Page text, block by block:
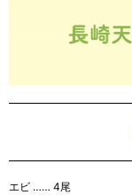
エビ …… 4尾